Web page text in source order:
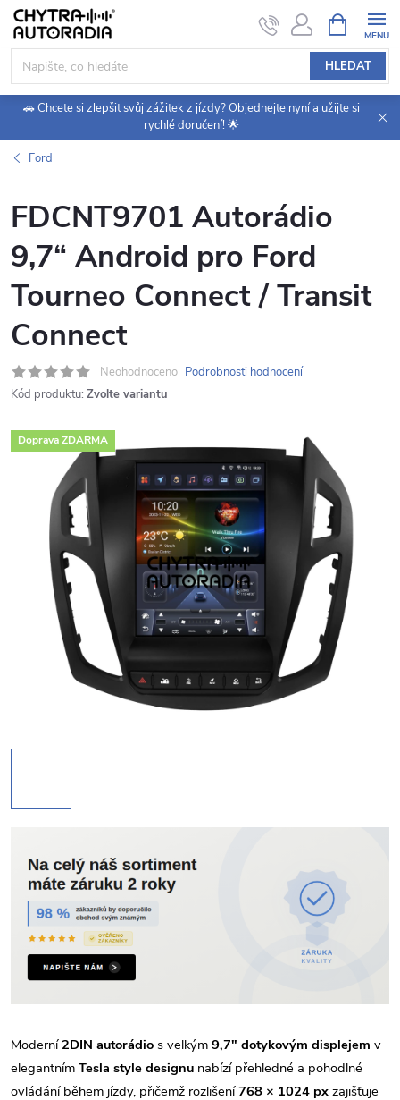
Přejít
obsah
HLEDAT
NÁKUPNÍ
KOŠÍK
🚗 Chcete si zlepšit svůj zážitek z jízdy? Objednejte nyní a užijte si
rychlé doručení! 🌟
Ford
FDCNT9701 Autorádio
9,7“ Android pro Ford
Tourneo Connect / Transit
Connect
Neohodnoceno Podrobnosti hodnocení
Kód produktu: Zvolte variantu
Doprava ZDARMA
Moderní 2DIN autorádio s velkým 9,7" dotykovým displejem v
elegantním Tesla style designu nabízí přehledné a pohodlné
ovládání během jízdy, přičemž rozlišení768 × 1024 px zajišťuje